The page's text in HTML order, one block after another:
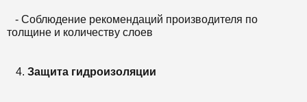
- Соблюдение рекомендаций производителя по
толщине и количеству слоев
Защита гидроизоляции